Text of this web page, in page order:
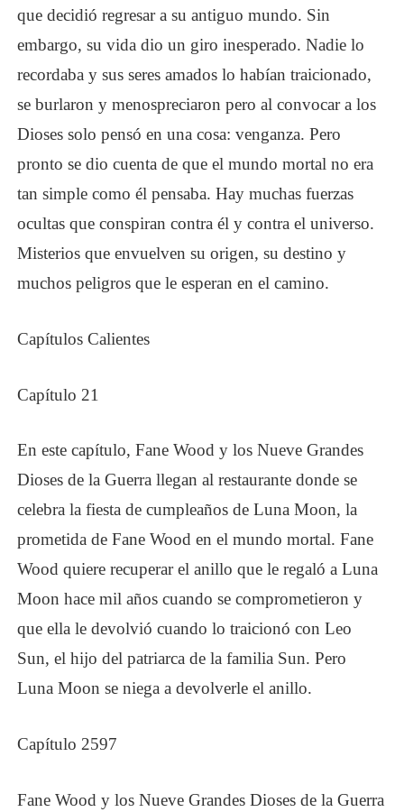
que decidió regresar a su antiguo mundo. Sin
embargo, su vida dio un giro inesperado. Nadie lo
recordaba y sus seres amados lo habían traicionado,
se burlaron y menospreciaron pero al convocar a los
Dioses solo pensó en una cosa: venganza. Pero
pronto se dio cuenta de que el mundo mortal no era
tan simple como él pensaba. Hay muchas fuerzas
ocultas que conspiran contra él y contra el universo.
Misterios que envuelven su origen, su destino y
muchos peligros que le esperan en el camino.
Capítulos Calientes
Capítulo 21
En este capítulo, Fane Wood y los Nueve Grandes
Dioses de la Guerra llegan al restaurante donde se
celebra la fiesta de cumpleaños de Luna Moon, la
prometida de Fane Wood en el mundo mortal. Fane
Wood quiere recuperar el anillo que le regaló a Luna
Moon hace mil años cuando se comprometieron y
que ella le devolvió cuando lo traicionó con Leo
Sun, el hijo del patriarca de la familia Sun. Pero
Luna Moon se niega a devolverle el anillo.
Capítulo 2597
Fane Wood y los Nueve Grandes Dioses de la Guerra